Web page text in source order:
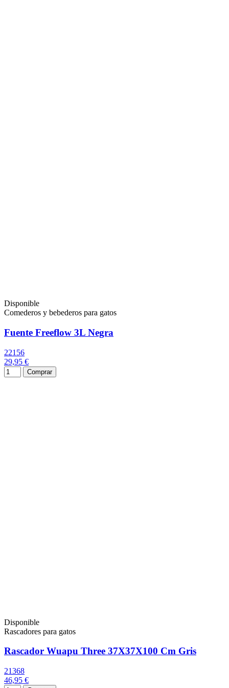
Disponible
Comederos y bebederos para gatos
Fuente Freeflow 3L Negra
22156
29,95 €
Comprar
Disponible
Rascadores para gatos
Rascador Wuapu Three 37X37X100 Cm Gris
21368
46,95 €